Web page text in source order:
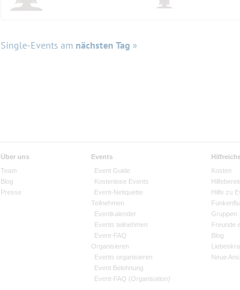
Single-Events am nächsten Tag »
Über uns
Team
Blog
Presse
Events
Event Guide
Kostenlose Events
Event-Netiquette
Teilnehmen
Eventkalender
Events teilnehmen
Event-FAQ
Organisieren
Events organisieren
Event Belohnung
Event-FAQ (Organisation)
Kosten
Hilfe zu
Gruppen
Freunde
Blog
Neue